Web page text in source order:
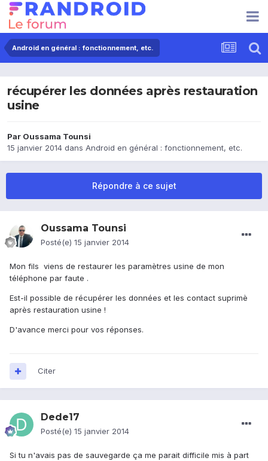
Android en général : fonctionnement, etc.
récupérer les données après restauration
usine
Par Oussama Tounsi
15 janvier 2014 dans Android en général : fonctionnement, etc.
Répondre à ce sujet
Oussama Tounsi
Posté(e) 15 janvier 2014
Mon fils viens de restaurer les paramètres usine de mon
téléphone par faute .
Est-il possible de récupérer les données et les contact suprimè
après restauration usine !
D'avance merci pour vos réponses.
Citer
Dede17
Posté(e) 15 janvier 2014
Si tu n'avais pas de sauvegarde ça me parait difficile mis à part